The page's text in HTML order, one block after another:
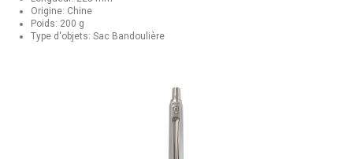
Origine: Chine
Poids: 200 g
Type d'objets: Sac Bandoulière